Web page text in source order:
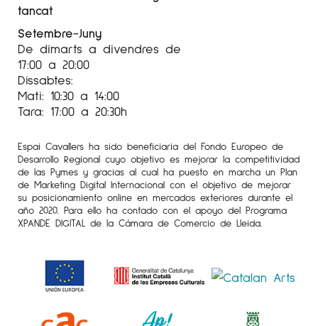
explorant les connexions entre el paisatge i les
experiències humanes.
El procés creatiu de Sabrina comença amb
esbossos previs de la realitat, que després
retreballa en els seus quadres, on combina
espais reals amb altres més emocionals. Així,
comunicació poètica i simbòlica que,
plàsticament, no deixa indiferent. Cada obra
és una invitació a submergir-se en un món on
la natura i les emocions es fonen en una
expressió artística única, rica i evocadora.
Més informació sobre l’artistaSabrina Sampere
a l’Instagram
tancat
Setembre-Juny
De dimarts a divendres de
17:00 a 20:00
Dissabtes:
Mati: 10:30 a 14:00
Tara: 17:00 a 20:30h
Espai Cavallers ha sido beneficiaria del Fondo Europeo de
Desarrollo Regional cuyo objetivo es mejorar la competitividad
de las Pymes y gracias al cual ha puesto en marcha un Plan
de Marketing Digital Internacional con el objetivo de mejorar
su posicionamiento online en mercados exteriores durante el
año 2020. Para ello ha contado con el apoyo del Programa
XPANDE DIGITAL de la Cámara de Comercio de Lleida.